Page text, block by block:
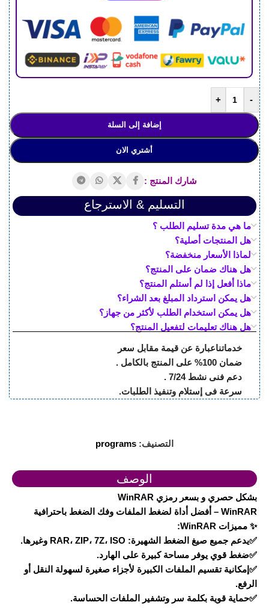
-
+
إضافة إلى السلة
أشتري الان
شارك المنتج :
التسليم & الاسترجاع
ما هي مدة تسليم الطلب ؟
هل المنتجات أصلية؟
لماذا الأسعار منخفضة؟
هل هناك ضمان على المنتج؟
ماذا أفعل إذا لم أستلم المنتج؟
هل يمكن استرداد المبلغ بعد الشراء؟
هل يمكن استخدام الطلب لأكثر من جهاز؟
هل هناك تعليمات لتفعيل المنتج؟
خدماتناعبارة عن قيمة مقابل سعر
ضمان 100% على المنتج بالكامل .
دعم فنى نشط 7/24 .
سرعة فى إستلام وتنفيذ الطلبات.
التصنيف: programs
الوصف
بشكل حصري و بسعر رمزي WinRAR
WinRAR – أفضل أداة لضغط الملفات وفك الضغط باحترافية
✨ مميزات WinRAR:
✅يدعم جميع صيغ الضغط الشهيرة: RAR، ZIP، 7Z، ISO وغيرها.
✅ضغط قوي يوفر مساحة كبيرة على الهارد.
✅إمكانية تقسيم الملفات الكبيرة لأجزاء صغيرة لسهولة النقل أو
الرفع.
✅حماية قوية بكلمة سر وتشفير الملفات الحساسة.